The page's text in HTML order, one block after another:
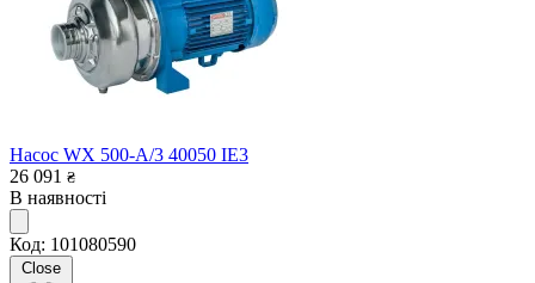
Насос WX 500-A/3 40050 IE3
26 091 ₴
В наявності
Код: 101080590
Close